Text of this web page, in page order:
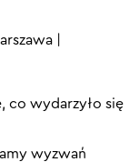
co wydarzyło się
wyzwań